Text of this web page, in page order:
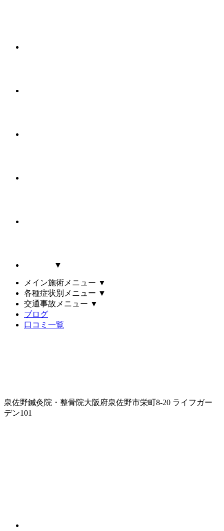
▼
メイン施術メニュー ▼
各種症状別メニュー ▼
交通事故メニュー ▼
ブログ
口コミ一覧
泉佐野鍼灸院・整骨院大阪府泉佐野市栄町8-20 ライフガー
デン101